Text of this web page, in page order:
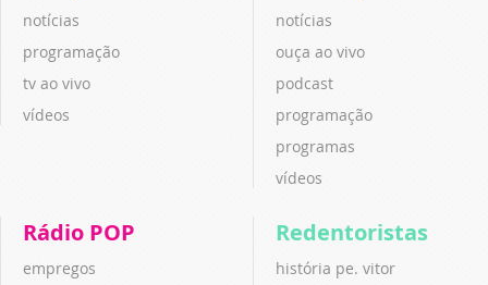
notícias
programação
tv ao vivo
vídeos
notícias
ouça ao vivo
podcast
programação
programas
vídeos
Rádio POP
empregos
Redentoristas
história pe. vitor